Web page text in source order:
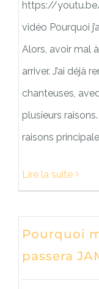
https://
vidéo Pourquoi
Alors, avoir mal
arriver. J’ai déjà
chanteuses,
plusieurs
raisons
Lire la suite
Pourquoi
passera